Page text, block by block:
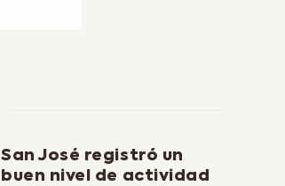
San José registró un
buen nivel de actividad